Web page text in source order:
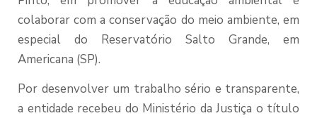
colaborar com a conservação do meio ambiente, em
especial do Reservatório Salto Grande, em
Americana (SP).
Por desenvolver um trabalho sério e transparente,
a entidade recebeu do Ministério da Justiça o título